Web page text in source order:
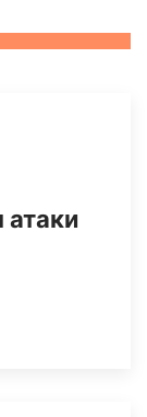
атаки